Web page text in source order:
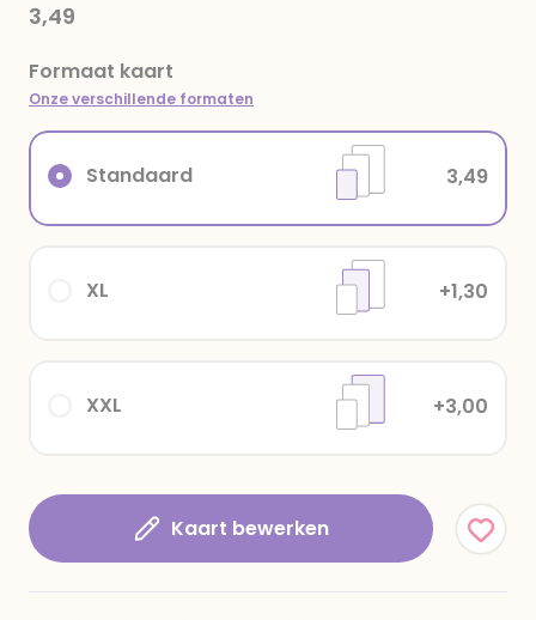
3,49
Formaat kaart
Onze verschillende formaten
XXL +3,00
XL +1,30
Standaard 3,49
Kaart bewerken